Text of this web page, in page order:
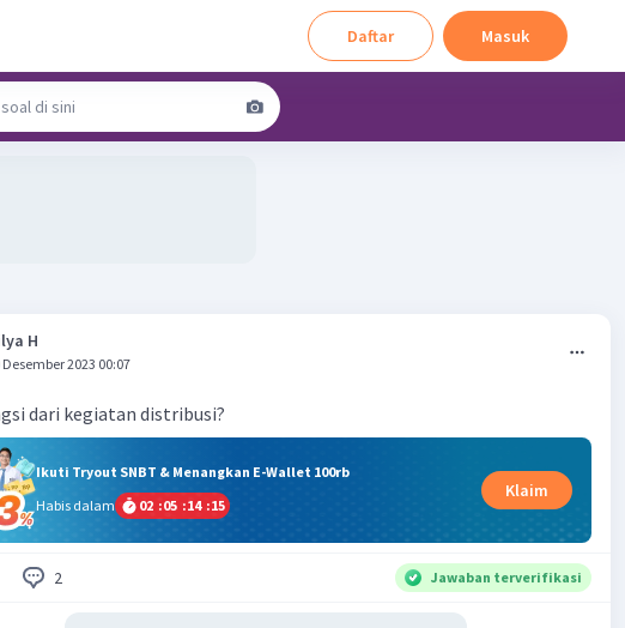
Daftar Masuk
H
Desember 2023 00:07
dari kegiatan distribusi?
Ikuti Tryout SNBT & Menangkan E-Wallet 100rb
Habis dalam
02 :05 :14 :14
Klaim
2 Jawaban terverifikasi